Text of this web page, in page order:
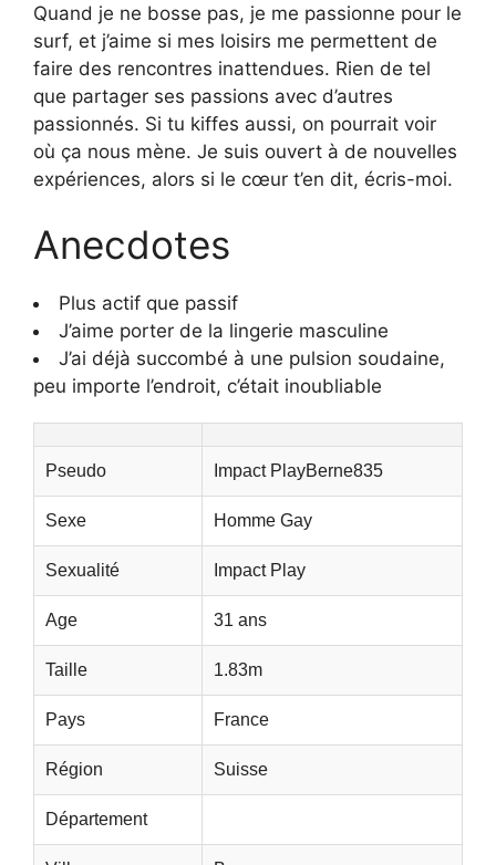
Quand je ne bosse pas, je me passionne pour le
surf, et j’aime si mes loisirs me permettent de
faire des rencontres inattendues. Rien de tel
que partager ses passions avec d’autres
passionnés. Si tu kiffes aussi, on pourrait voir
où ça nous mène. Je suis ouvert à de nouvelles
expériences, alors si le cœur t’en dit, écris-moi.
Anecdotes
Plus actif que passif
J’aime porter de la lingerie masculine
J’ai déjà succombé à une pulsion soudaine,
peu importe l’endroit, c’était inoubliable
Pseudo Impact PlayBerne835
Sexe Homme Gay
Sexualité Impact Play
Age 31 ans
Taille 1.83m
Pays France
Région Suisse
Département